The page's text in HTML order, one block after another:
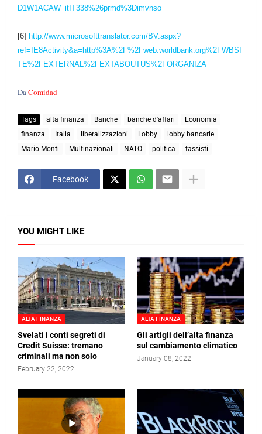
D1W1ACAW_itIT338%26prmd%3Dimvnso
[6] http://www.microsofttranslator.com/BV.aspx?
ref=IE8Activity&a=http%3A%2F%2Fweb.worldbank.org%2FWBSI
TE%2FEXTERNAL%2FEXTABOUTUS%2FORGANIZA
DaComidad
Tags alta finanza Banche banche d'affari
Economia
finanza
Italia liberalizzazioni Lobby
lobby bancarie
Mario Monti
Multinazionali NATO politica tassisti
Facebook
YOU MIGHT LIKE
ALTA FINANZA
Svelati i conti segreti di
Credit Suisse: tremano
criminali ma non solo
February 22, 2022
ALTA FINANZA
Gli artigli dell’alta finanza
sul cambiamento climatico
January 08, 2022